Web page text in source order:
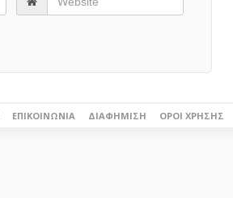
ΕΠΙΚΟΙΝΩΝΊΑ ΔΙΑΦΉΜΙΣΗ ΌΡΟΙ ΧΡΉΣΗΣ